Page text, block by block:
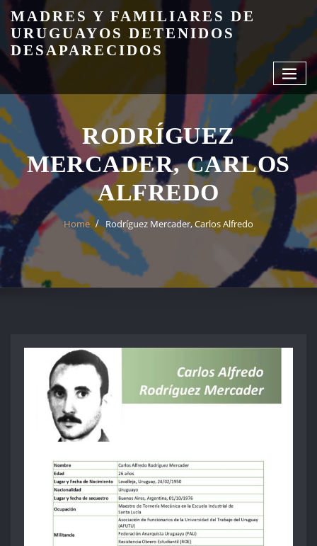
content
MADRES Y FAMILIARES DE
URUGUAYOS DETENIDOS
DESAPARECIDOS
RODRÍGUEZ
MERCADER, CARLOS
ALFREDO
Home Rodríguez Mercader, Carlos Alfredo